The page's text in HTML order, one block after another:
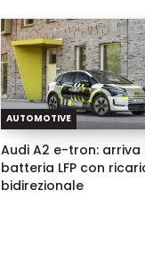
AUTOMOTIVE
Audi A2 e-tron: arriva
batteria LFP con
bidirezionale